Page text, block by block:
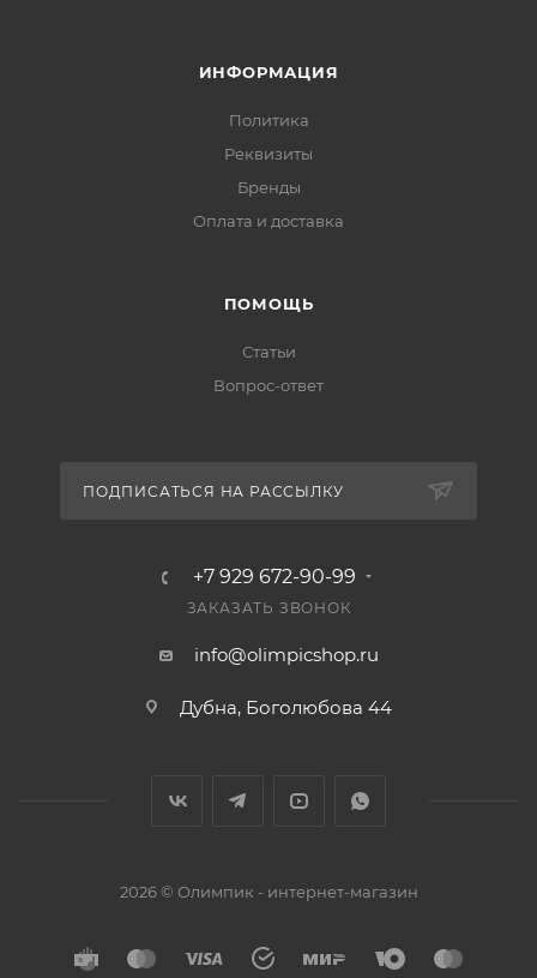
ИНФОРМАЦИЯ
Политика
Реквизиты
Бренды
Оплата и доставка
ПОМОЩЬ
Статьи
Вопрос-ответ
ПОДПИСАТЬСЯ НА РАССЫЛКУ
+7 929 672-90-99
ЗАКАЗАТЬ ЗВОНОК
info@olimpicshop.ru
Дубна, Боголюбова 44
2026 © Олимпик - интернет-магазин